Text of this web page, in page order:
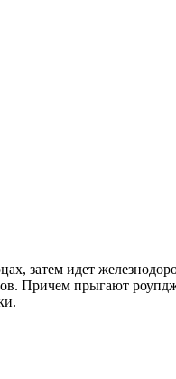
затем идет
Причем прыгают